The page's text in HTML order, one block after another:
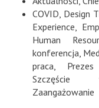
COVID, Design
Experience,
Human
konferencja,
praca,
Szczęście
Zaangażowanie